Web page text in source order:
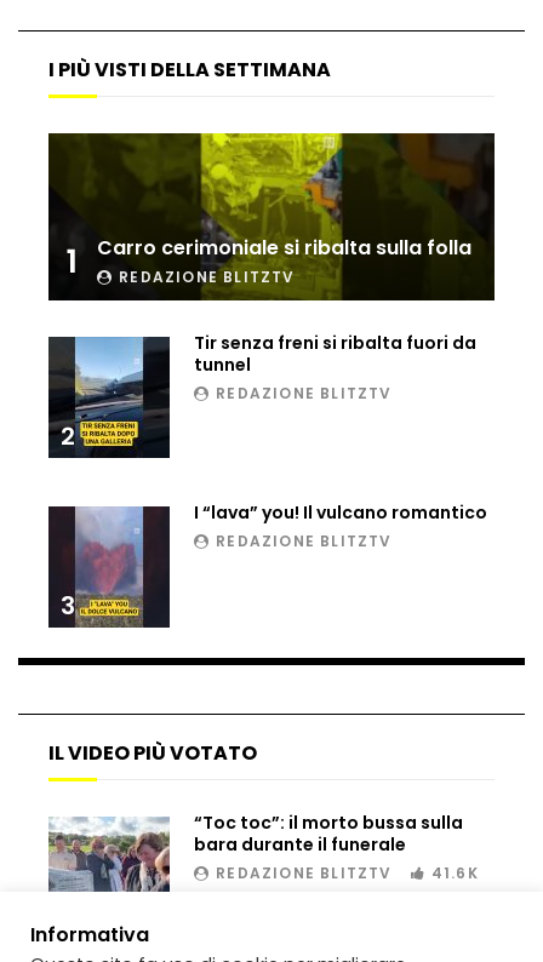
I PIÙ VISTI DELLA SETTIMANA
1 Carro cerimoniale si ribalta sulla folla
REDAZIONE BLITZTV
2
Tir senza freni si ribalta fuori da
tunnel
REDAZIONE BLITZTV
3
I “lava” you! Il vulcano romantico
REDAZIONE BLITZTV
IL VIDEO PIÙ VOTATO
00:02
“Toc toc”: il morto bussa sulla
bara durante il funerale
REDAZIONE BLITZTV 41.6K
Informativa